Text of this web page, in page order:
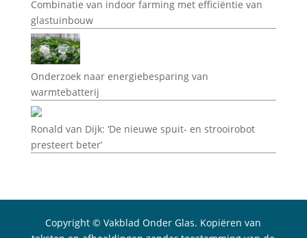
Combinatie van indoor farming met efficiëntie van
glastuinbouw
Onderzoek naar energiebesparing van
warmtebatterij
Ronald van Dijk: ‘De nieuwe spuit- en strooirobot
presteert beter’
Copyright © Vakblad Onder Glas. Kopiëren van